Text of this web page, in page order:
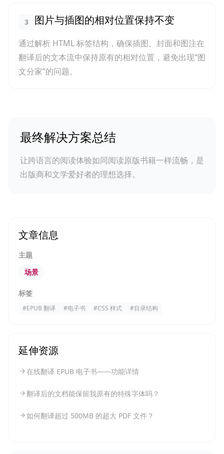
3 图片与插图的相对位置保持不变
通过解析 HTML 标签结构，确保插图、封面和图注在
翻译后的文本流中保持原有的相对位置，避免出现“图
文分家”的问题。
最终解决方案总结
让跨语言的阅读体验如同阅读原版书籍一样流畅，是
出版商和文学爱好者的理想选择。
文章信息
主题
场景
标签
#EPUB 翻译 #电子书 #CSS 样式 #目录结构
延伸资源
在线翻译 EPUB 电子书——功能详情
翻译后的文档能保留我原有的特殊字体吗？
如何翻译超过 500MB 的超大 PDF 文件？